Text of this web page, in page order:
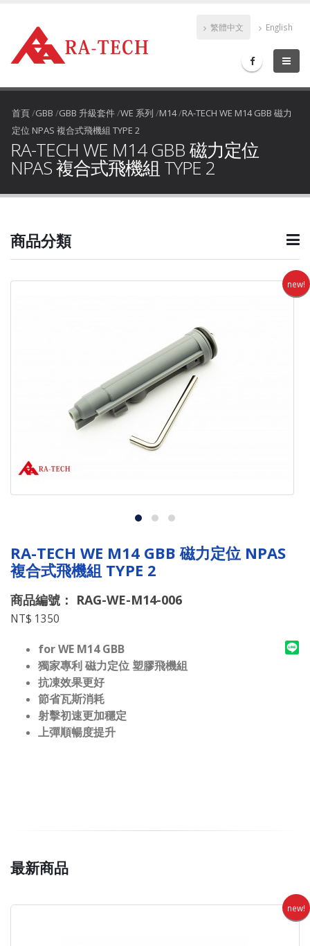
繁體中文 English
首頁/GBB /GBB 升級套件/WE 系列 /M14/RA-TECH WE M14 GBB 磁力
定位 NPAS 複合式飛機組 TYPE 2
RA-TECH WE M14 GBB 磁力定位
NPAS 複合式飛機組 TYPE 2
商品分類
new!
RA-TECH WE M14 GBB 磁力定位 NPAS
複合式飛機組 TYPE 2
商品編號： RAG-WE-M14-006
NT$ 1350
for WE M14 GBB
獨家專利 磁力定位 塑膠飛機組
抗凍效果更好
節省瓦斯消耗
射擊初速更加穩定
上彈順暢度提升
最新商品
new!